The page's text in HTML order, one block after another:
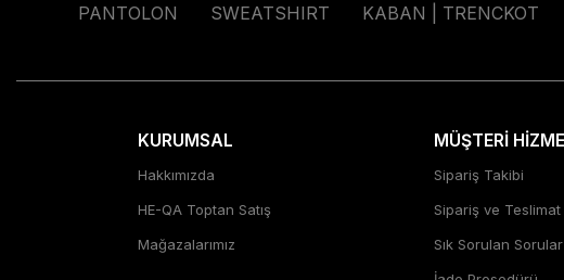
PANTOLON SWEATSHIRT KABAN | TRENCKOT
KURUMSAL
Hakkımızda
HE-QA Toptan Satış
Mağazalarımız
MÜŞTERİ
Sipariş Takibi
Sipariş ve Teslimat
Sık Sorulan Sorular